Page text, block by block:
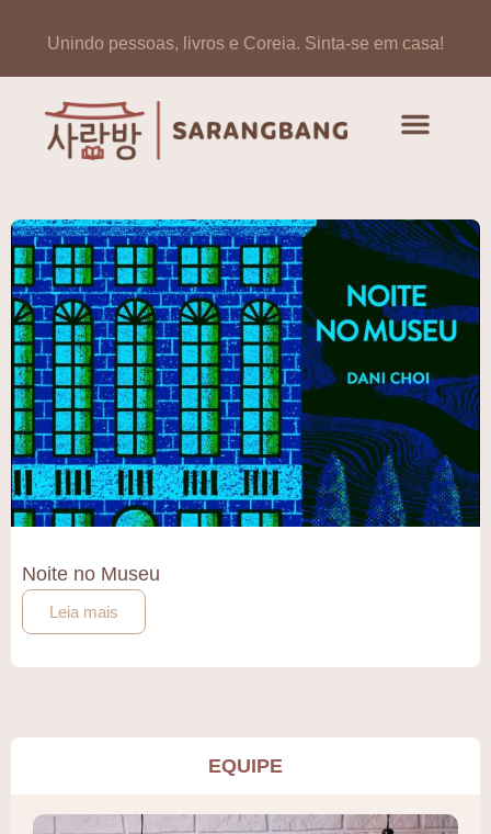
Unindo pessoas, livros e Coreia. Sinta-se em casa!
Noite no Museu
Leia mais
EQUIPE